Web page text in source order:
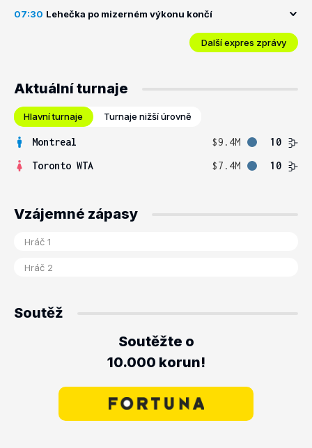
07:30 Lehečka po mizerném výkonu končí
Další expres zprávy
Aktuální turnaje
Hlavní turnaje Turnaje nižší úrovně
Montreal $9.4M
10
Toronto WTA
$7.4M 10
Vzájemné zápasy
Soutěž
Soutěžte o
10.000 korun!